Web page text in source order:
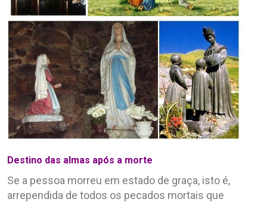
Destino das almas após a morte
Se a pessoa morreu em estado de graça, isto é,
arrependida de todos os pecados mortais que